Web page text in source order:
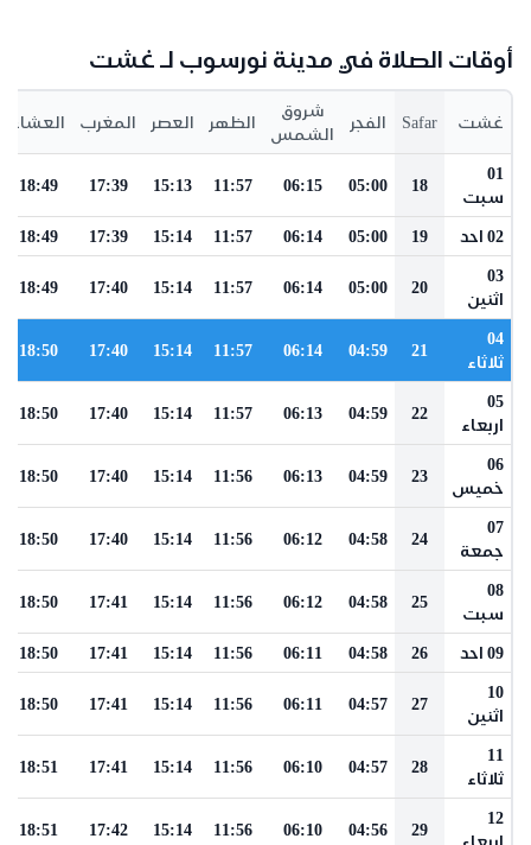
أوقات الصلاة في مدينة نورسوب لـ غشت
غشت Safar الفجر
شروق
الشمس
الظهر العصر المغرب العشاء
01
سبت
18
05:00
06:15
11:57
15:13
17:39
18:49
02 احد 19
05:00
06:14
11:57
15:14
17:39
18:49
03
اثنين
20
05:00
06:14
11:57
15:14
17:40
18:49
04
ثلاثاء
21
04:59
06:14
11:57
15:14
17:40
18:50
05
اربعاء
22
04:59
06:13
11:57
15:14
17:40
18:50
06
خميس
23
04:59
06:13
11:56
15:14
17:40
18:50
07
جمعة
24
04:58
06:12
11:56
15:14
17:40
18:50
08
سبت
25
04:58
06:12
11:56
15:14
17:41
18:50
09 احد 26
04:58
06:11
11:56
15:14
17:41
18:50
10
اثنين
27
04:57
06:11
11:56
15:14
17:41
18:50
11
ثلاثاء
28
04:57
06:10
11:56
15:14
17:41
18:51
12
اربعاء
29
04:56
06:10
11:56
15:14
17:42
18:51